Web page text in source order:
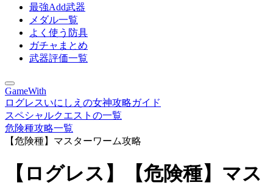
最強Add武器
メダル一覧
よく使う防具
ガチャまとめ
武器評価一覧
GameWith
ログレスいにしえの女神攻略ガイド
スペシャルクエストの一覧
危険種攻略一覧
【危険種】マスターワーム攻略
【ログレス】【危険種】マス